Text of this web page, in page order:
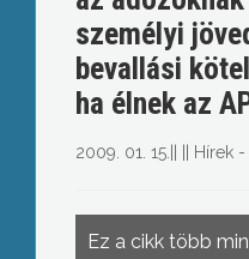
személyi
bevallási
ha élnek az
2009. 01. 15. Hírek -
Ez a cikk több